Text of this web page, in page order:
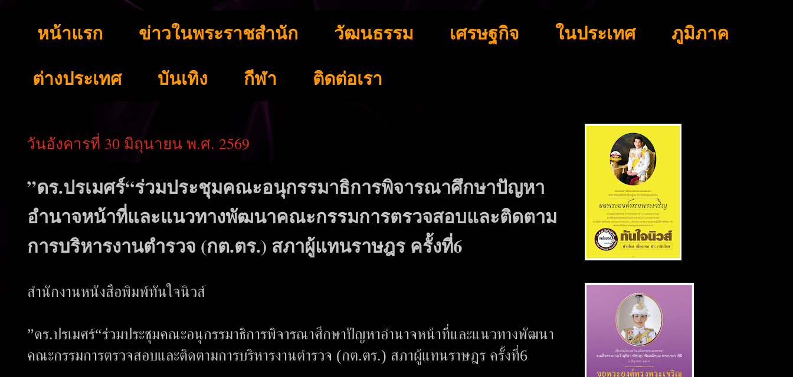
หน้าแรก ข่าวในพระราชสำนัก วัฒนธรรม เศรษฐกิจ ในประเทศ ภูมิภาค
ต่างประเทศ บันเทิง กีฬา ติดต่อเรา
วันอังคารที่ 30 มิถุนายน พ.ศ. 2569
”ดร.ปรเมศร์“ร่วมประชุมคณะอนุกรรมาธิการพิจารณาศึกษาปัญหา
อำนาจหน้าที่และแนวทางพัฒนาคณะกรรมการตรวจสอบและติดตาม
การบริหารงานตำรวจ (กต.ตร.) สภาผู้แทนราษฎร ครั้งที่6
สำนักงานหนังสือพิมพ์ทันใจนิวส์
”ดร.ปรเมศร์“ร่วมประชุมคณะอนุกรรมาธิการพิจารณาศึกษาปัญหาอำนาจหน้าที่และแนวทางพัฒนา
คณะกรรมการตรวจสอบและติดตามการบริหารงานตำรวจ (กต.ตร.) สภาผู้แทนราษฎร ครั้งที่6